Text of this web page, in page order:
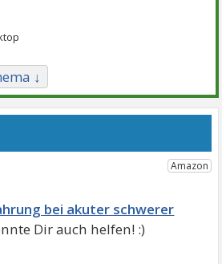
↓
bei akuter schwerer